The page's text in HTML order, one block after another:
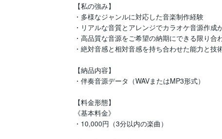
【私の強み】
・多様なジャンルに対応した音楽制作経験
・リアルな音質とアレンジでカラオケ音源作成
・高品質な音源をご希望の納期にできる限り
・絶対音感と相対音感を持ち合わせた能力と技
【納品内容】
・伴奏音源データ（WAVまたはMP3形式）
【料金形態】
《基本料金》
・10,000円（3分以内の楽曲）